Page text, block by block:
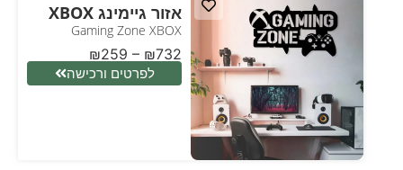
אזור גיימינג XBOX
Gaming Zone XBOX
₪259 – ₪732
לפרטים ורכישה